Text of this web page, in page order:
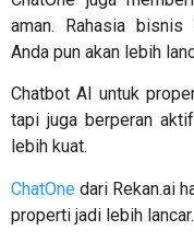
aman. Rahasia
Anda pun akan lebih
Chatbot AI untuk
tapi juga berperan
lebih kuat.
ChatOne dari Rekan.ai
properti jadi lebih lancar.